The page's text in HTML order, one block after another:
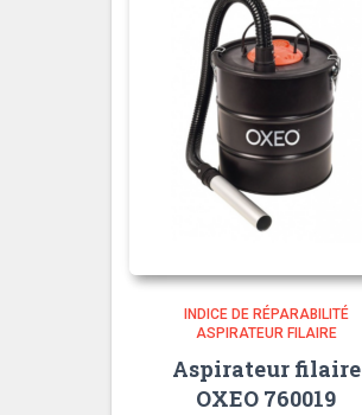
INDICE DE RÉPARABILITÉ
ASPIRATEUR FILAIRE
Aspirateur filaire
OXEO 760019